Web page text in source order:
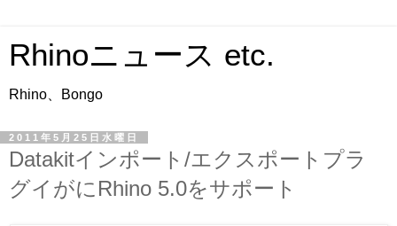
Rhinoニュース etc.
Rhino、Bongo
2011年5月25日水曜日
Datakitインポート/エクスポートプラ
グイがにRhino 5.0をサポート